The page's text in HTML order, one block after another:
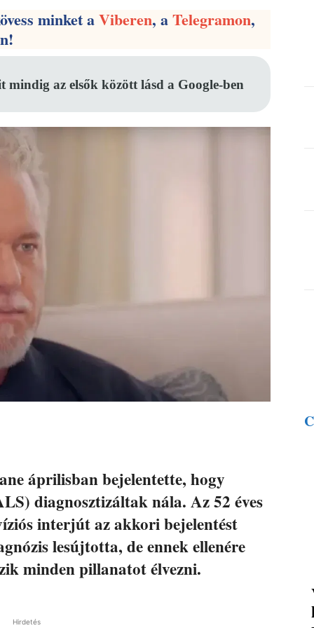
minket aViberen, aTelegramon,
az elsők között lásd a Google-ben
áprilisban bejelentette, hogy
diagnosztizáltak nála. Az 52 éves
interjút az akkori bejelentést
lesújtotta, de ennek ellenére
minden pillanatot élvezni.
Hirdetés